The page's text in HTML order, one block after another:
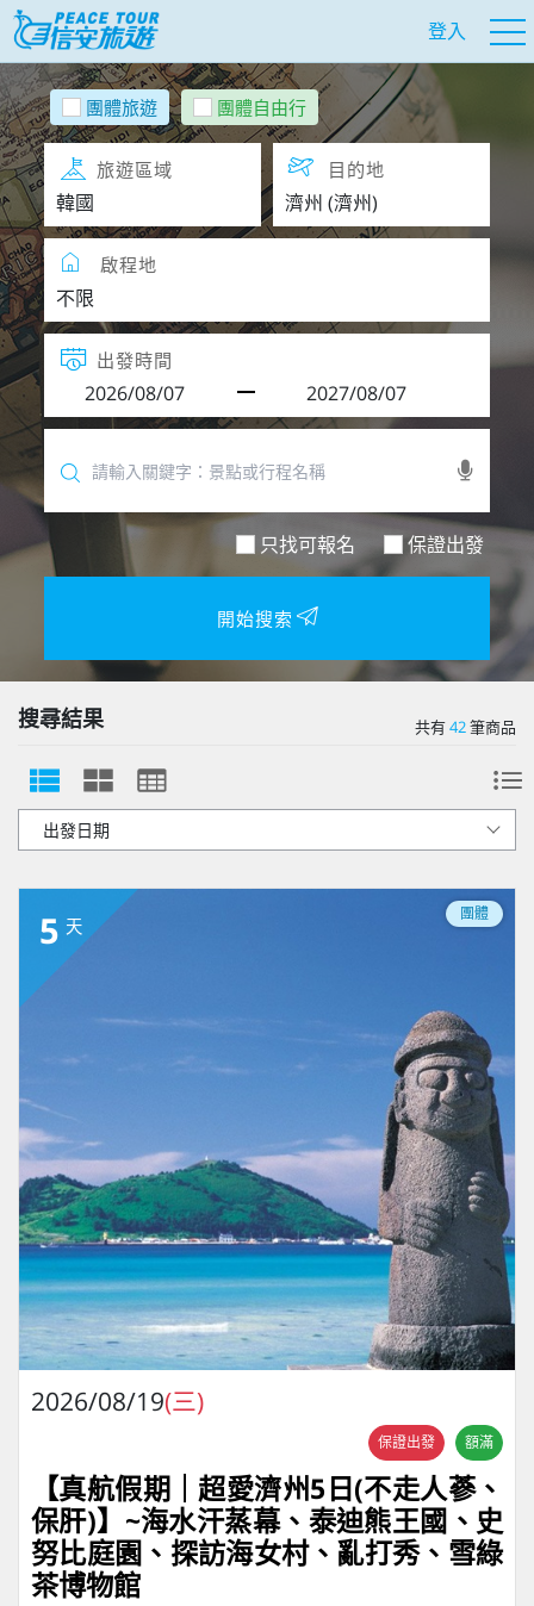
登入
團體旅遊 團體自由行
旅遊區域 目的地
啟程地
出發時間
只找可報名 保證出發
開始搜索
搜尋結果 共有42筆商品
5 天
團體
2026/08/19(三)
保證出發 額滿
【真航假期｜超愛濟州5⽇(不走人蔘、
保肝)】~海水汗蒸幕、泰迪熊王國、史
努比庭園、探訪海女村、亂打秀、雪綠
茶博物館